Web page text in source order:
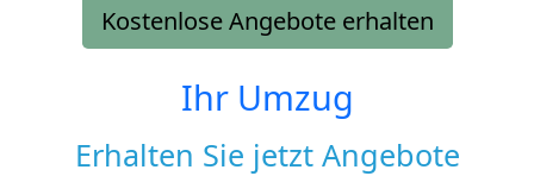
Kostenlose Angebote erhalten
Ihr Umzug
Erhalten Sie jetzt Angebote